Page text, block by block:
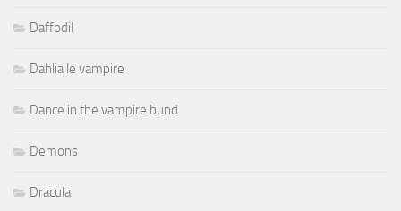
Daffodil
Dahlia le vampire
Dance in the vampire bund
Demons
Dracula